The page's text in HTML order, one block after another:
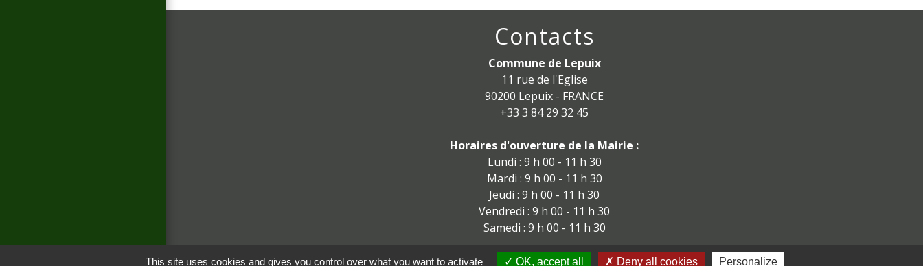
Contacts
Commune de Lepuix
11 rue de l'Eglise
90200 Lepuix - FRANCE
+33 3 84 29 32 45
Horaires d'ouverture de la Mairie :
Lundi : 9 h 00 - 11 h 30
Mardi : 9 h 00 - 11 h 30
Jeudi : 9 h 00 - 11 h 30
Vendredi : 9 h 00 - 11 h 30
Samedi : 9 h 00 - 11 h 30
mairielepuix-gy@orange.fr
This site uses cookies and gives you control over what you want to activate OK, accept all Deny all cookies Personalize